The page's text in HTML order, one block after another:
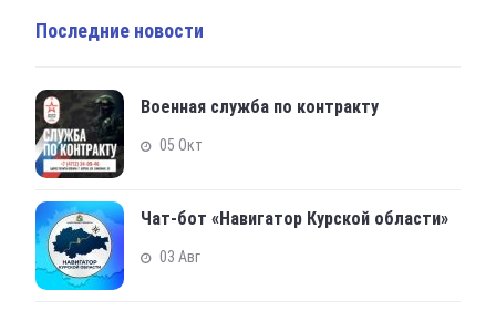
Последние новости
Военная служба по контракту
05 Окт
Чат-бот «Навигатор Курской области»
03 Авг